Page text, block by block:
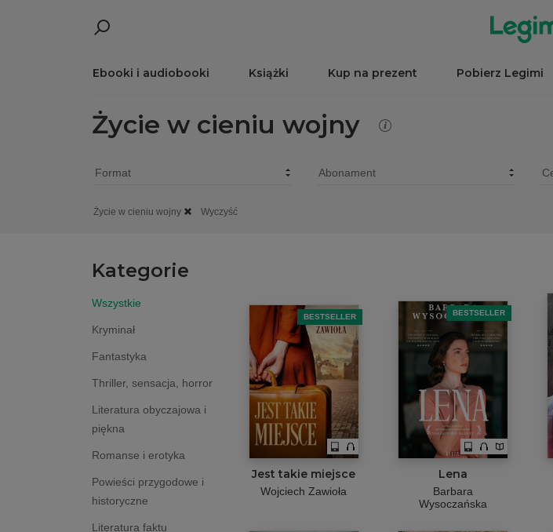
Ebooki i audiobooki Książki Kup na prezent Pobierz Legimi
Życie w cieniu wojny
Życie w cieniu wojny Wyczyść
Kategorie
Wszystkie
Kryminał
Fantastyka
Thriller, sensacja, horror
Literatura obyczajowa i
piękna
Romanse i erotyka
Powieści przygodowe i
historyczne
Literatura faktu
BESTSELLER
Jest takie miejsce
Wojciech Zawioła
BESTSELLER
Lena
Barbara
Wysoczańska